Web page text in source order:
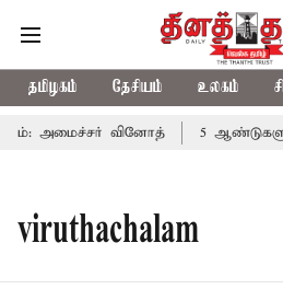
தமிழகம் தேசியம் உலகம்
அமைச்சர் வினோத் 5
viruthachalam